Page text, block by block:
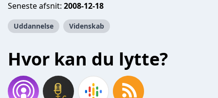
Seneste afsnit: 2008-12-18
Uddannelse Videnskab
Hvor kan du lytte?